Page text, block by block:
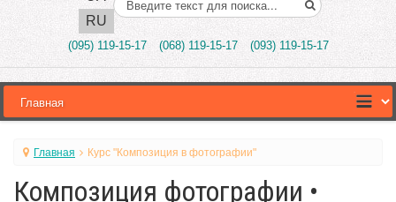
RU
(095) 119-15-17 (068) 119-15-17 (093) 119-15-17
Главная Курс "Композиция в фотографии"
Композиция фотографии •